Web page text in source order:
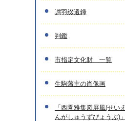
讃羽綴遺録
判鑑
市指定文化財 一覧
生駒藩主の肖像画
「西園雅集図屏風(せいえ
んがしゅうずびょうぶ)」